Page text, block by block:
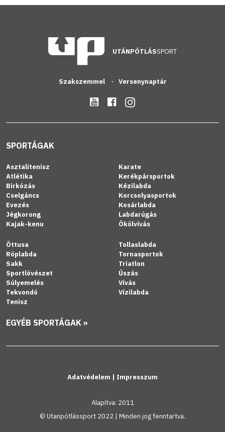
UTÁNPÓTLÁSSPORT
Szakszemmel Versenynaptár
SPORTÁGAK
Asztalitenisz
Atlétika
Birkózás
Cselgáncs
Evezés
Jégkorong
Kajak-kenu
Karate
Kerékpársportok
Kézilabda
Korcsolyasportok
Kosárlabda
Labdarúgás
Ökölvívás
Öttusa
Röplabda
Sakk
Sportlövészet
Súlyemelés
Tekvondó
Tenisz
Tollaslabda
Tornasportok
Triatlon
Úszás
Vívás
Vízilabda
EGYÉB SPORTÁGAK »
Adatvédelem | Impresszum
Alapítva: 2011
© Utanpótlássport 2022 | Minden jog fenntartva.